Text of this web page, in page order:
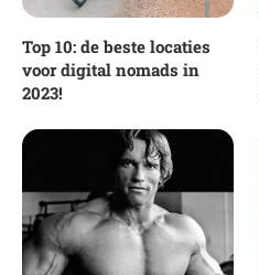
Top 10: de beste locaties
voor digital nomads in
2023!